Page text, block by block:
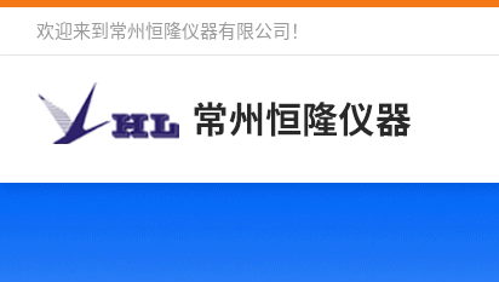
欢迎来到 常州恒隆仪器有限公司 ！